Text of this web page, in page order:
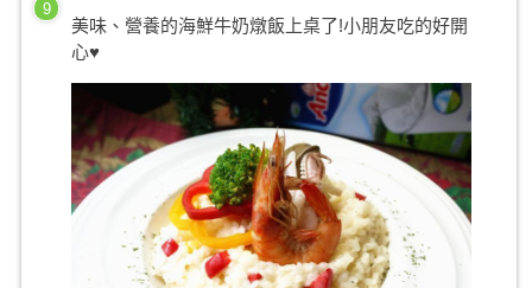
9
美味、營養的海鮮牛奶燉飯上桌了!小朋友吃的好開
心♥